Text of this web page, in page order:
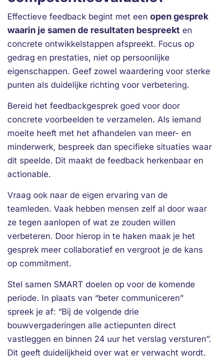
Effectieve feedback begint met een open gesprek
waarin je samen de resultaten bespreekt en
concrete ontwikkelstappen afspreekt. Focus op
gedrag en prestaties, niet op persoonlijke
eigenschappen. Geef zowel waardering voor sterke
punten als duidelijke richting voor verbetering.
Bereid het feedbackgesprek goed voor door
concrete voorbeelden te verzamelen. Als iemand
moeite heeft met het afhandelen van meer- en
minderwerk, bespreek dan specifieke situaties waar
dit speelde. Dit maakt de feedback herkenbaar en
actionable.
Vraag ook naar de eigen ervaring van de
teamleden. Vaak hebben mensen zelf al door waar
ze tegen aanlopen of wat ze zouden willen
verbeteren. Door hierop in te haken maak je het
gesprek meer collaboratief en vergroot je de kans
op commitment.
Stel samen SMART doelen op voor de komende
periode. In plaats van “beter communiceren”
spreek je af: “Bij de volgende drie
bouwvergaderingen alle actiepunten direct
vastleggen en binnen 24 uur het verslag versturen”.
Dit geeft duidelijkheid over wat er verwacht wordt.